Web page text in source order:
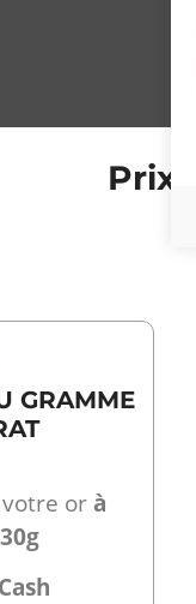
Prix
GRAMME
votre orà